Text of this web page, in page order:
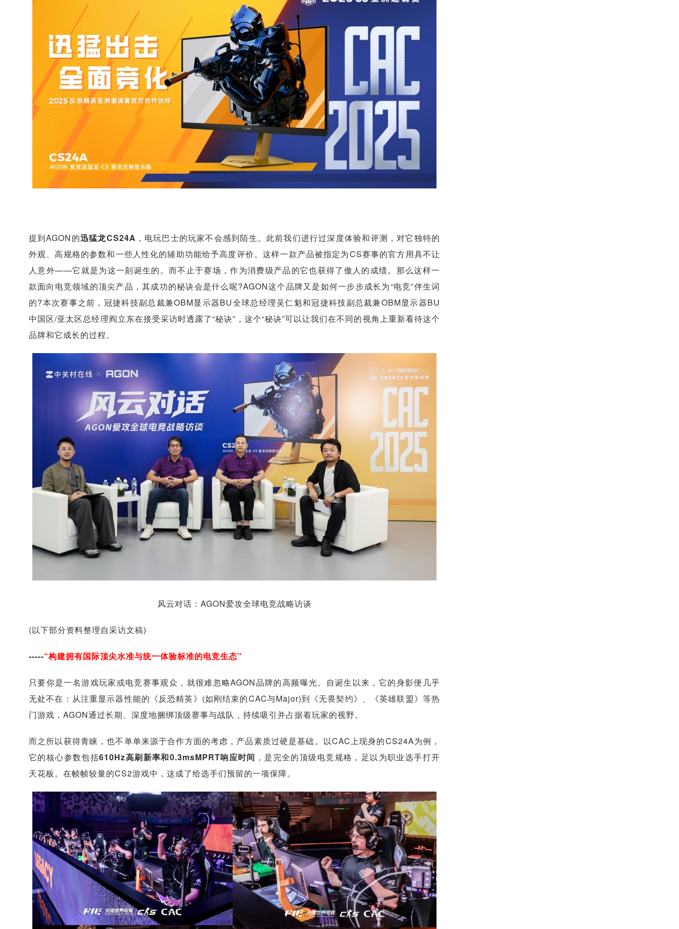
提到AGON的迅猛龙CS24A ，电玩巴士的玩家不会感到陌生。此前我们进行过深度体验和评测，对它独特的
外观、高规格的参数和一些人性化的辅助功能给予高度评价。这样一款产品被指定为CS赛事的官方用具不让
人意外——它就是为这一刻诞生的。而不止于赛场，作为消费级产品的它也获得了傲人的成绩。那么这样一
款面向电竞领域的顶尖产品，其成功的秘诀会是什么呢?AGON这个品牌又是如何一步步成长为“电竞”伴生词
的?本次赛事之前，冠捷科技副总裁兼OBM显示器BU全球总经理吴仁魁和冠捷科技副总裁兼OBM显示器BU
中国区/亚太区总经理阎立东在接受采访时透露了“秘诀”，这个“秘诀”可以让我们在不同的视角上重新看待这个
品牌和它成长的过程。
风云对话：AGON爱攻全球电竞战略访谈
(以下部分资料整理自采访文稿)
-----“构建拥有国际顶尖水准与统一体验标准的电竞生态”
只要你是一名游戏玩家或电竞赛事观众，就很难忽略AGON品牌的高频曝光。自诞生以来，它的身影便几乎
无处不在：从注重显示器性能的《反恐精英》(如刚结束的CAC与Major)到《无畏契约》、《英雄联盟》等热
门游戏，AGON通过长期、深度地捆绑顶级赛事与战队，持续吸引并占据着玩家的视野。
而之所以获得青睐，也不单单来源于合作方面的考虑，产品素质过硬是基础。以CAC上现身的CS24A为例，
它的核心参数包括610Hz高刷新率和0.3msMPRT响应时间 ，是完全的顶级电竞规格，足以为职业选手打开
天花板。在帧帧较量的CS2游戏中，这成了给选手们预留的一项保障。